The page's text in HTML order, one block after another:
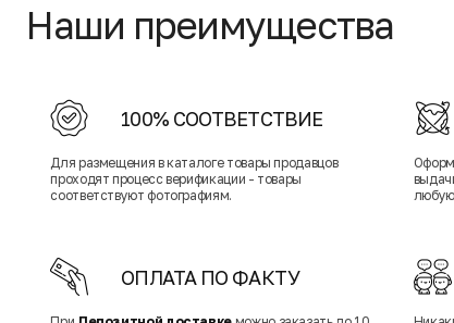
Наши преимущества
100% СООТВЕТСТВИЕ
Для размещения в каталоге товары продавцов
проходят процесс верификации - товары
соответствуют фотографиям.
ОПЛАТА ПО ФАКТУ